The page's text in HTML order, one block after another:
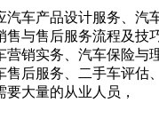
车产品设计服务、
与售后服务流程及
营销实务、汽车保险
后服务、二手车评估
大量的从业人员，